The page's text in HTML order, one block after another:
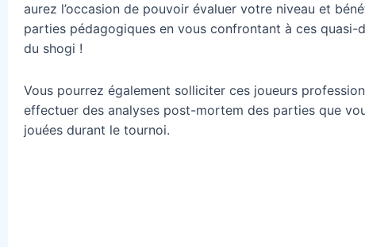
aurez l’occasion de pouvoir évaluer votre niveau et
parties pédagogiques en vous confrontant à ces quasi-
du shogi !
Vous pourrez également solliciter ces joueurs
effectuer des analyses post-mortem des parties que
jouées durant le tournoi.